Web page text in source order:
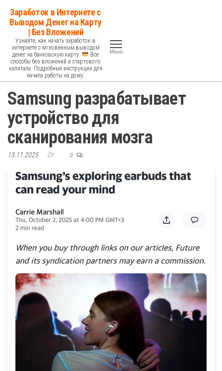
Перейти
содержимому
Заработок в Интернете с
Выводом Денег на Карту
| Без Вложений
Узнайте, как начать заработок в
интернете с мгновенным выводом
денег на банковскую карту.
Все
способы без вложений и стартового
капитала. Подробные инструкции для
начала работы на дому.
Меню
Samsung разрабатывает
устройство для
сканирования мозга
13.11.2025 От 0